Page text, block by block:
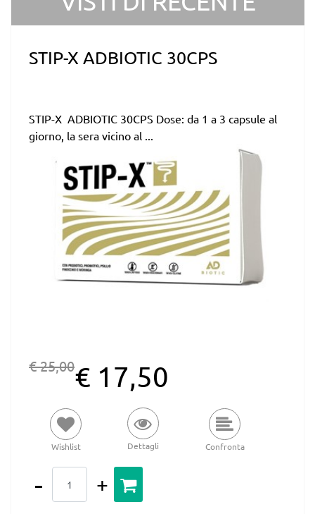
STIP-X ADBIOTIC 30CPS
STIP-X ADBIOTIC 30CPS Dose: da 1 a 3 capsule al
giorno, la sera vicino al ...
€ 25,00€ 17,50
Wishlist Dettagli Confronta